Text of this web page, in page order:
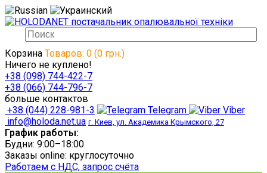
Корзина Товаров: 0 (0 грн.)
Ничего не куплено!
+38 (098) 744-422-7
+38 (066) 744-796-7
больше контактов
+38 (044) 228-981-3
Telegram
Viber
info@holoda.net.ua г. Киев, ул. Академика Крымского, 27
График работы:
Будни: 9:00–18:00
Заказы online: круглосуточно
Работаем с НДС, запрос счёта